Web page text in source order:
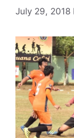
July 29, 2018